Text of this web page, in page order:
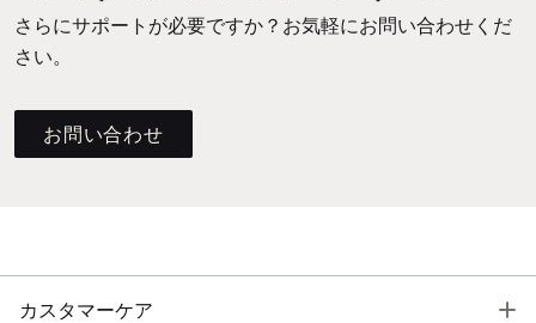
さらにサポートが必要ですか？お気軽にお問い合わせくだ
さい。
お問い合わせ
カスタマーケア